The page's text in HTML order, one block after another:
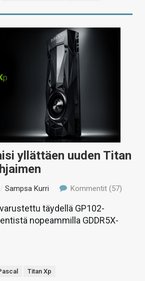
yllättäen uuden Titan
/Sampsa Kurri Kommentit (57)
täydellä GP102-
nopeammilla GDDR5X-
Titan Xp